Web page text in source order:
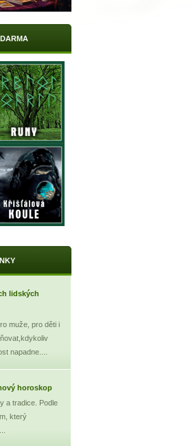
lidských
muže, pro děti i
napadne....
horoskop
a tradice. Podle
který